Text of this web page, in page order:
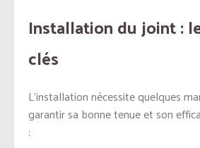
Installation du joint :
clés
L’installation nécessite quelques
garantir sa bonne tenue et son
: